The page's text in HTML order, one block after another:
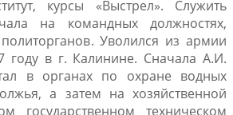
курсы «Выстрел». Служить
на командных должностях,
Уволился из армии
году в г. Калинине. Сначала А.И.
в органах по охране водных
а затем на хозяйственной
государственном техническом